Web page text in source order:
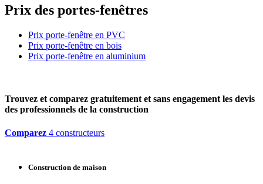
Prix des portes-fenêtres
Prix porte-fenêtre en PVC
Prix porte-fenêtre en bois
Prix porte-fenêtre en aluminium
Trouvez et comparez gratuitement et sans engagement les devis
des professionnels de la construction
Comparez 4 constructeurs
Construction de maison